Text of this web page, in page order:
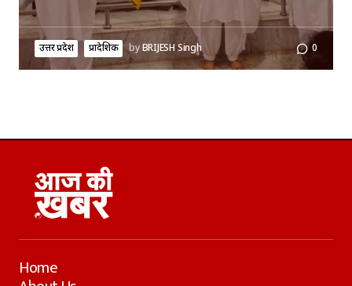
उत्तर प्रदेश प्रादेशिक byBRIJESH Singh 0
Home